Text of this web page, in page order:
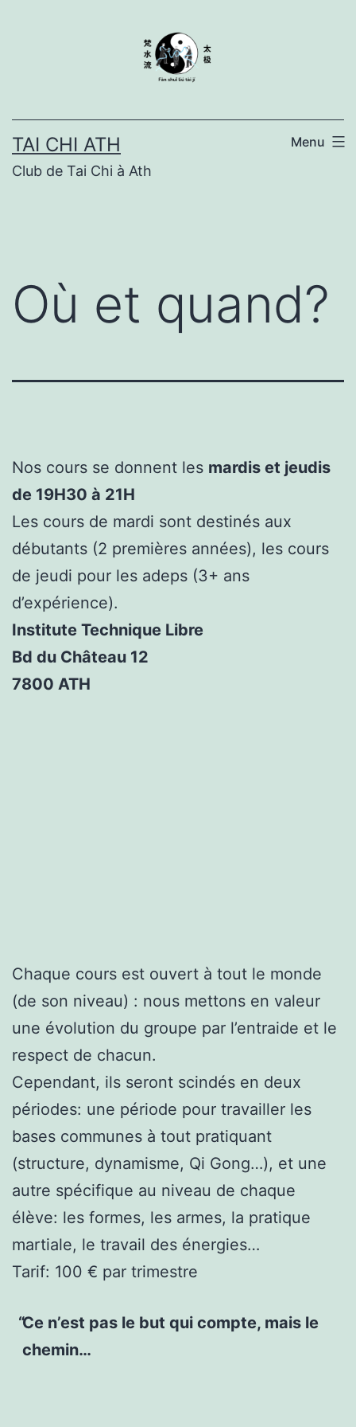
TAI CHI ATH
Club de Tai Chi à Ath
Menu
Où et quand?
Nos cours se donnent les mardis et jeudis
de 19H30 à 21H
Les cours de mardi sont destinés aux
débutants (2 premières années), les cours
de jeudi pour les adeps (3+ ans
d’expérience).
Institute Technique Libre
Bd du Château 12
7800 ATH
Chaque cours est ouvert à tout le monde
(de son niveau) : nous mettons en valeur
une évolution du groupe par l’entraide et le
respect de chacun.
Cependant, ils seront scindés en deux
périodes: une période pour travailler les
bases communes à tout pratiquant
(structure, dynamisme, Qi Gong…), et une
autre spécifique au niveau de chaque
élève: les formes, les armes, la pratique
martiale, le travail des énergies…
Tarif: 100 € par trimestre
Ce n’est pas le but qui compte, mais le
chemin…